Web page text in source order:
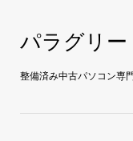
パラグリ
整備済み中古パソコン専